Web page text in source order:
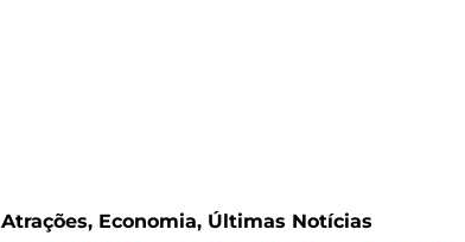
Atrações, Economia, Últimas Notícias